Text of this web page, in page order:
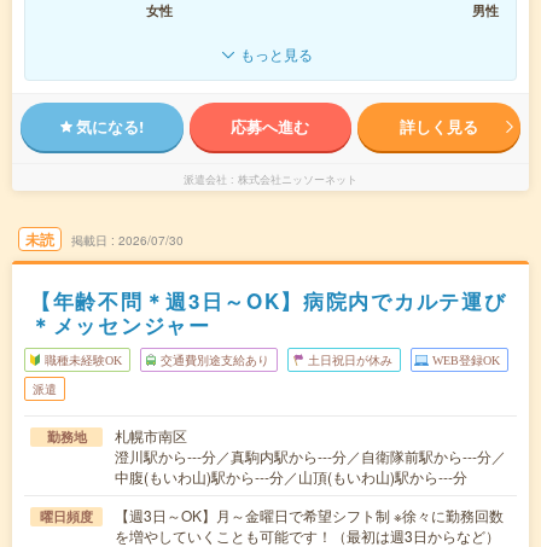
女性
男性
もっと見る
気になる! 応募へ進む 詳しく見る
派遣会社 株式会社ニッソーネット
未読 掲載日 2026/07/30
【年齢不問＊週3日～OK】病院内でカルテ運び
＊メッセンジャー
職種未経験OK 交通費別途支給あり 土日祝日が休み WEB登録OK
派遣
勤務地
札幌市南区
澄川駅から---分／真駒内駅から---分／自衛隊前駅から---分／
中腹(もいわ山)駅から---分／山頂(もいわ山)駅から---分
曜日頻度
【週3日～OK】月～金曜日で希望シフト制 ※徐々に勤務回数
を増やしていくことも可能です！（最初は週3日からなど）